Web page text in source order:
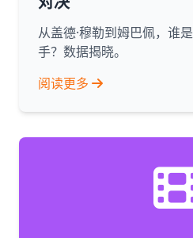
从盖德·穆勒到姆巴佩，谁
手？数据揭晓。
阅读更多